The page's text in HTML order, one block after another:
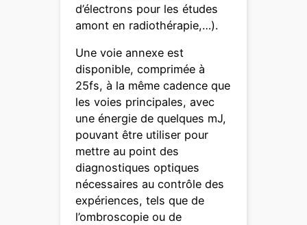
d’électrons pour les études
amont en radiothérapie,…).
Une voie annexe est
disponible, comprimée à
25fs, à la même cadence que
les voies principales, avec
une énergie de quelques mJ,
pouvant être utiliser pour
mettre au point des
diagnostiques optiques
nécessaires au contrôle des
expériences, tels que de
l’ombroscopie ou de